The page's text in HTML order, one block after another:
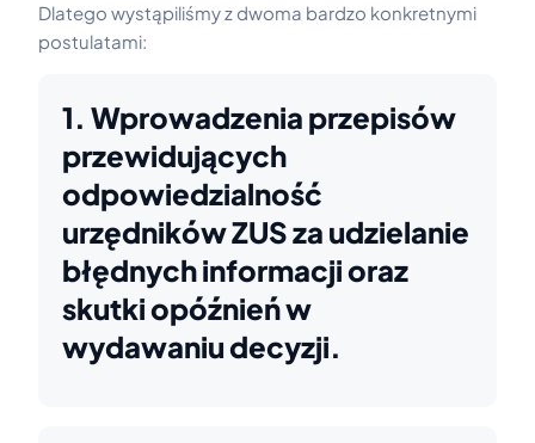
Dlatego wystąpiliśmy z dwoma bardzo konkretnymi
postulatami:
1. Wprowadzenia przepisów
przewidujących
odpowiedzialność
urzędników ZUS za udzielanie
błędnych informacji oraz
skutki opóźnień w
wydawaniu decyzji.